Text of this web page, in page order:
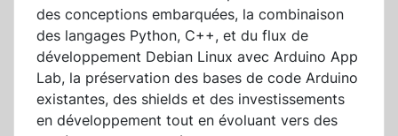
des conceptions embarquées, la combinaison
des langages Python, C++, et du flux de
développement Debian Linux avec Arduino App
Lab, la préservation des bases de code Arduino
existantes, des shields et des investissements
en développement tout en évoluant vers des